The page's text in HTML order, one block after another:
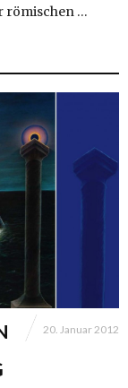
römischen …
20. Januar 2012